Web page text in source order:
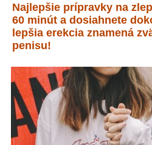
Najlepšie prípravky na
60 minút a dosiahnete
lepšia erekcia znamená
penisu!